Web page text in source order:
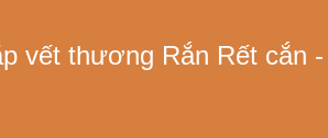
vết thương Rắn Rết cắn -